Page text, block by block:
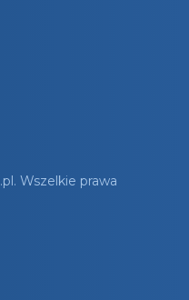
Wszelkie prawa